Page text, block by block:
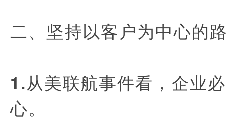
二、坚持以客户为中心的
1.从美联航事件看，企业
心。